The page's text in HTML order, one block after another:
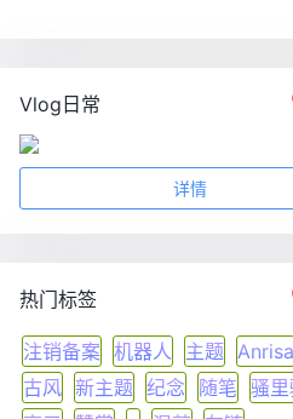
Vlog日常
详情
热门标签
注销备案 机器人 主题 Anrisa
古风 新主题 纪念 随笔 骚